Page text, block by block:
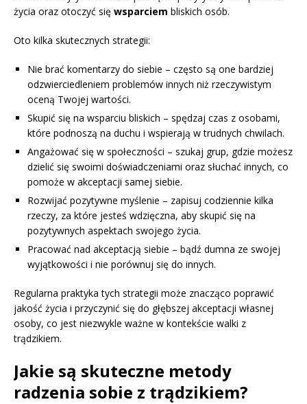
życia oraz otoczyć się wsparciem bliskich osób.
Oto kilka skutecznych strategii:
Nie brać komentarzy do siebie – często są one bardziej
odzwierciedleniem problemów innych niż rzeczywistym
oceną Twojej wartości.
Skupić się na wsparciu bliskich – spędzaj czas z osobami,
które podnoszą na duchu i wspierają w trudnych chwilach.
Angażować się w społeczności – szukaj grup, gdzie możesz
dzielić się swoimi doświadczeniami oraz słuchać innych, co
pomoże w akceptacji samej siebie.
Rozwijać pozytywne myślenie – zapisuj codziennie kilka
rzeczy, za które jesteś wdzięczna, aby skupić się na
pozytywnych aspektach swojego życia.
Pracować nad akceptacją siebie – bądź dumna ze swojej
wyjątkowości i nie porównuj się do innych.
Regularna praktyka tych strategii może znacząco poprawić
jakość życia i przyczynić się do głębszej akceptacji własnej
osoby, co jest niezwykle ważne w kontekście walki z
trądzikiem.
Jakie są skuteczne metody
radzenia sobie z trądzikiem?